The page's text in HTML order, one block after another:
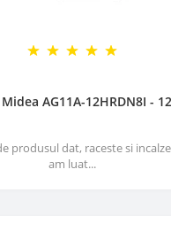
AG11A-12HRDN8I -
produsul dat, raceste si
am luat...